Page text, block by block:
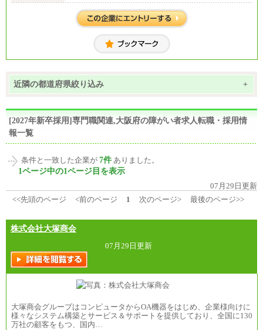
近隣の都道府県絞り込み +
[2027年新卒採用]専門職関連,大阪府の障がい者求人転職・採用情
報一覧
条件と一致した企業が 7件 ありました。
1ページ中の1ページ目を表示
07月29日更新
<<先頭のページ
<前のページ 1 次のページ> 最後のページ>>
株式会社大塚商会
07月29日更新
大塚商会グループはコンピュータからOA機器をはじめ、企業様向けに
様々なシステム構築とサービス＆サポートを提供しており、全国に130
万社の顧客をもつ、国内…